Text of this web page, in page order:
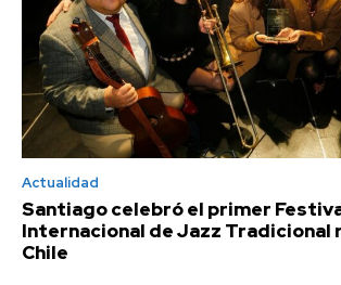
Actualidad
Santiago celebró el primer
Internacional de Jazz Tradicional
Chile